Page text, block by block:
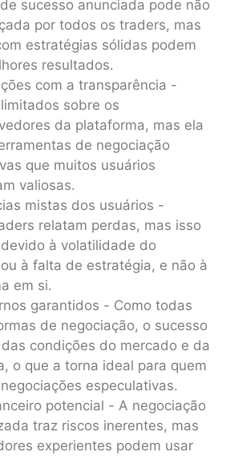
sucesso anunciada pode não
por todos os traders, mas
estratégias sólidas podem
resultados.
com a transparência -
sobre os
da plataforma, mas ela
de negociação
que muitos usuários
valiosas.
mistas dos usuários -
relatam perdas, mas isso
à volatilidade do
à falta de estratégia, e não à
em si.
garantidos - Como todas
de negociação, o sucesso
condições do mercado e da
o que a torna ideal para quem
especulativas.
potencial - A negociação
traz riscos inerentes, mas
experientes podem usar